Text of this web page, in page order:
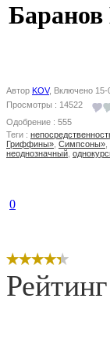
Баранов
Автор KOV, Включено 15-
Просмотры : 14522
Одобрение : 555
Теги :
Гриффины» Симпсоны»
неоднозначный
0
Рейтинг